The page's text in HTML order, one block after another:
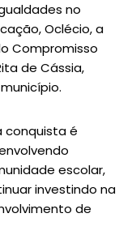
no
Oclécio, a
Compromisso
de Cássia,
conquista é
escolar,
investindo na
de